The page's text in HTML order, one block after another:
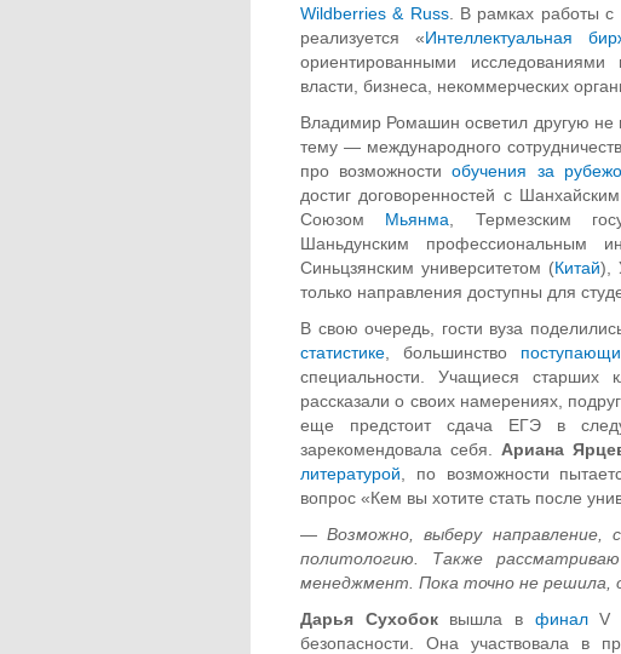
Wildberries & Russ. В рамках работы с
реализуется «Интеллектуальная
ориентированными
власти, бизнеса, некоммерческих
Владимир Ромашин осветил другую
тему — международного
про возможностиобучения за
достиг договоренностей с
Союзом Мьянма , Термезским
Шаньдунским профессиональным
Синьцзянским университетом (Китай),
только направления доступны для
В свою очередь, гости вуза
статистике , большинство
специальности. Учащиеся
рассказали о своих намерениях,
еще предстоит сдача ЕГЭ в
зарекомендовала себя. Ариана
литературой , по возможности
вопрос «Кем вы хотите стать после
—Возможно, выберу направление,
политологию. Также
менеджмент. Пока точно не решила,
Дарья Сухобоквышла в финалV
безопасности. Она участвовала в